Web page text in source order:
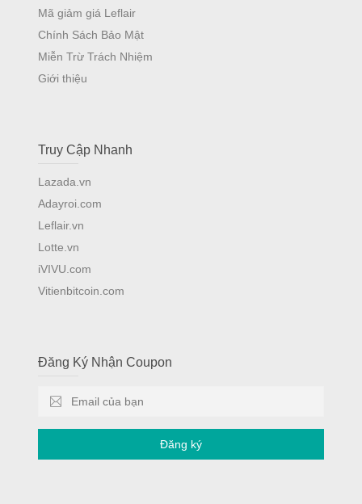
Mã giảm giá Leflair
Chính Sách Bảo Mật
Miễn Trừ Trách Nhiệm
Giới thiệu
Truy Cập Nhanh
Lazada.vn
Adayroi.com
Leflair.vn
Lotte.vn
iVIVU.com
Vitienbitcoin.com
Đăng Ký Nhận Coupon
Đăng ký